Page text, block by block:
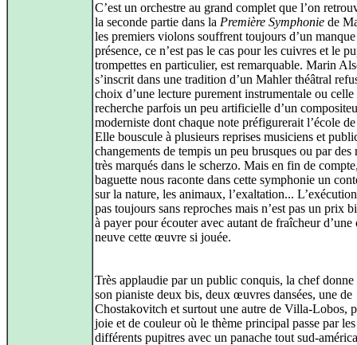
C’est un orchestre au grand complet que l’on
la seconde partie dans la Première Symphonie de
les premiers violons souffrent toujours d’un
présence, ce n’est pas le cas pour les cuivres et le
trompettes en particulier, est remarquable. Marin
s’inscrit dans une tradition d’un Mahler théâtral
choix d’une lecture purement instrumentale ou celle
recherche parfois un peu artificielle d’un
moderniste dont chaque note préfigurerait l’école
Elle bouscule à plusieurs reprises musiciens et
changements de tempis un peu brusques ou par des
très marqués dans le scherzo. Mais en fin de
baguette nous raconte dans cette symphonie un
sur la nature, les animaux, l’exaltation... L’exécution
pas toujours sans reproches mais n’est pas un prix
à payer pour écouter avec autant de fraîcheur d’une
neuve cette œuvre si jouée.
Très applaudie par un public conquis, la chef donne
son pianiste deux bis, deux œuvres dansées, une de
Chostakovitch et surtout une autre de Villa-Lobos,
joie et de couleur où le thème principal passe par les
différents pupitres avec un panache tout sud-